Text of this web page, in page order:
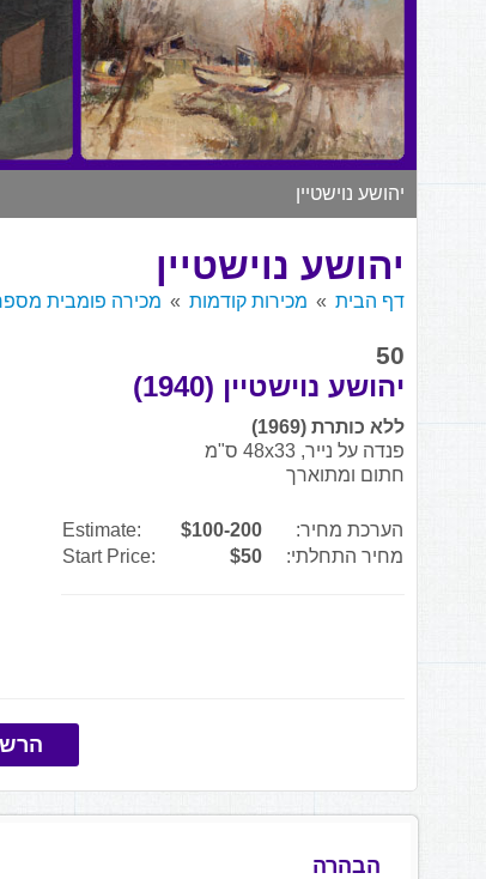
יהושע נוישטיין
יהושע נוישטיין
דף הבית מכירות קודמות מכירה פומבית מספר
50
יהושע נוישטיין (1940)
ללא כותרת (1969)
פנדה על נייר, 48x33 ס"מ
חתום ומתוארך
הערכת מחיר: $100-200
Estimate:
מחיר התחלתי:
$50
Start Price:
הבהרה